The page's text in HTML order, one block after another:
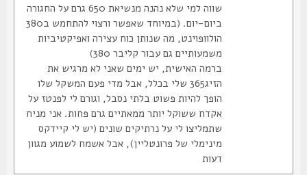
שווה למי שלא נהנה מנשיאת 650 גרם על החגורה
ביום-יום. (במיוחד שאפשר ורצוי להתחמש ב380
הולוופוינט, מה שנותן כוח עצירה ואפיקטיביות
משמעותיים גם עבור קליבר 380)
ברמה האישית, יש ימים שאני לא מרגיש את
הזיג365 שלי בכלל, אבל מדי פעם המשקל שלו
הופך להיות פשוט בלתי נסבל, וגורם לי לפנטז על
אקדח ששוקל יותר ממאתיים גרם פחות. אני מניח
שתמליצו לי על נרתיקים שונים (יש לי קיידקס
מינימלי של פרונטליין), אבל אשמח לשמוע מגוון